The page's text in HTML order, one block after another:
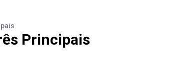
Principais